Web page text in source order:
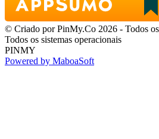
© Criado por PinMy.Co 2026 - Todos
Todos os sistemas operacionais
PINMY
Powered by MaboaSoft